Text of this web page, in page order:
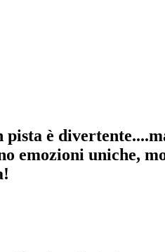
pista è
emozioni uniche,